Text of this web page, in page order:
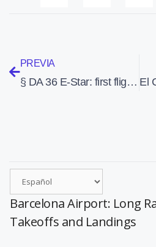
PREVIA
§ DA 36 E-Star: first flight of an hybrid aircraft with range extender (EADS, Siemens)
Barcelona Airport: Long
Takeoffs and Landings